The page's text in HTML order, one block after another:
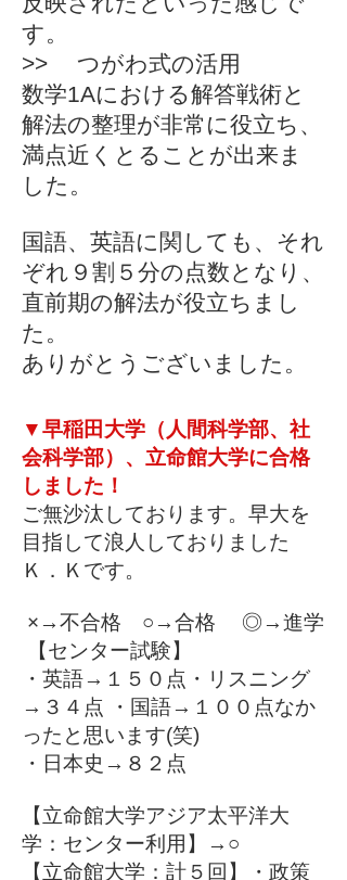
す。
>> つがわ式の活用
数学1Aにおける解答戦術と
解法の整理が非常に役立ち、
満点近くとることが出来ま
した。
国語、英語に関しても、それ
ぞれ９割５分の点数となり、
直前期の解法が役立ちまし
た。
ありがとうございました。
▼早稲田大学（人間科学部、社
会科学部）、立命館大学に合格
しました！
ご無沙汰しております。早大を
目指して浪人しておりました
Ｋ．Ｋです。
×→不合格 ○→合格 ◎→進学
【センター試験】
・英語→１５０点・リスニング
→３４点 ・国語→１００点なか
ったと思います(笑)
・日本史→８２点
【立命館大学アジア太平洋大
学：センター利用】→○
【立命館大学：計５回】・政策